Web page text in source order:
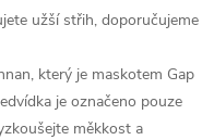
užší střih, doporučujeme
který je maskotem Gap
je označeno pouze
měkkost a